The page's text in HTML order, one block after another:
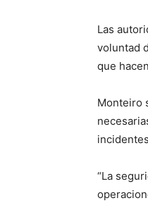
Las
voluntad
que
Monteiro
“La